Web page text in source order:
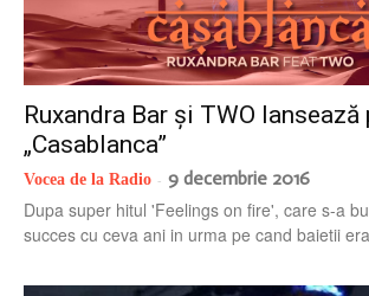
Ruxandra Bar și TWO lansează
„Casablanca”
Vocea de la Radio - 9 decembrie 2016
Dupa super hitul 'Feelings on fire', care s-a
succes cu ceva ani in urma pe cand baietii